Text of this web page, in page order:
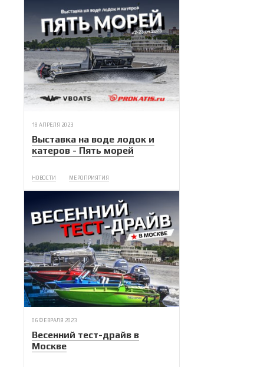
18 АПРЕЛЯ 2023
Выставка на воде лодок и
катеров - Пять морей
НОВОСТИ МЕРОПРИЯТИЯ
06 ФЕВРАЛЯ 2023
Весенний тест-драйв в
Москве